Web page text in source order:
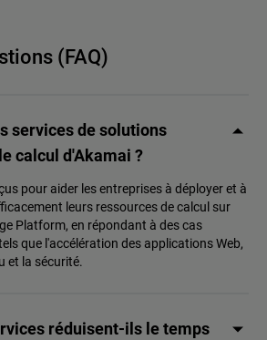
(FAQ)
services de solutions
calcul d'Akamai ?
pour aider les entreprises à déployer et à
leurs ressources de calcul sur
Platform, en répondant à des cas
que l'accélération des applications Web,
et la sécurité.
réduisent-ils le temps